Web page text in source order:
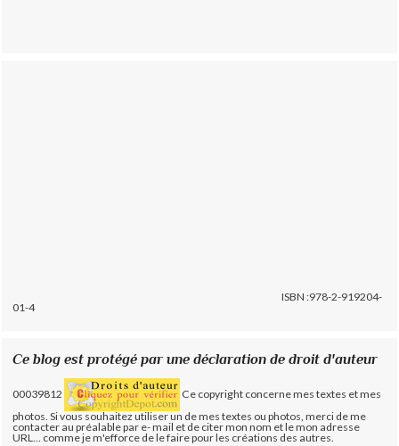
ISBN :978-2-919204-
01-4
Ce blog est protégé par une déclaration de droit d'auteur
00039812
Ce copyright concerne mes textes et mes
photos. Si vous souhaitez utiliser un de mes textes ou photos, merci de me
contacter au préalable par e- mail et de citer mon nom et le mon adresse
URL... comme je m'efforce de le faire pour les créations des autres.